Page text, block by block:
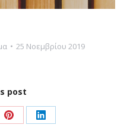
25 Νοεμβρίου 2019
post
Share Share